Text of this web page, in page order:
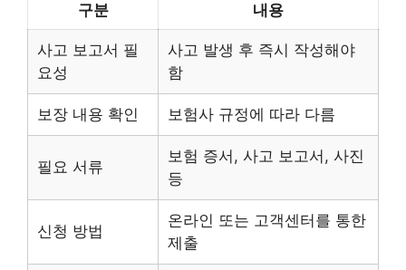
구분 내용
사고 보고서 필
요성
사고 발생 후 즉시 작성해야
함
보장 내용 확인 보험사 규정에 따라 다름
필요 서류
보험 증서, 사고 보고서, 사진
등
신청 방법
온라인 또는 고객센터를 통한
제출